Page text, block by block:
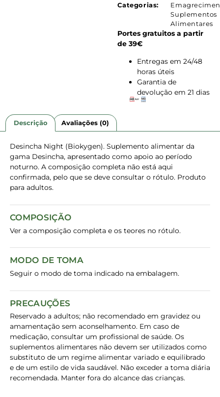
Categorias:
Suplementos
Alimentares
Portes gratuitos a partir
de 39€
Entregas em 24/48
horas úteis
Garantia de
devolução em 21 dias
Descrição Avaliações (0)
Desincha Night (Biokygen). Suplemento alimentar da
gama Desincha, apresentado como apoio ao período
noturno. A composição completa não está aqui
confirmada, pelo que se deve consultar o rótulo. Produto
para adultos.
COMPOSIÇÃO
Ver a composição completa e os teores no rótulo.
MODO DE TOMA
Seguir o modo de toma indicado na embalagem.
PRECAUÇÕES
Reservado a adultos; não recomendado em gravidez ou
amamentação sem aconselhamento. Em caso de
medicação, consultar um profissional de saúde. Os
suplementos alimentares não devem ser utilizados como
substituto de um regime alimentar variado e equilibrado
e de um estilo de vida saudável. Não exceder a toma diária
recomendada. Manter fora do alcance das crianças.